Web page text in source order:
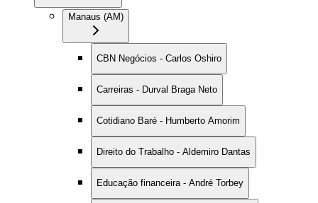
Manaus (AM)
CBN Negócios - Carlos Oshiro
Carreiras - Durval Braga Neto
Cotidiano Baré - Humberto Amorim
Direito do Trabalho - Aldemiro Dantas
Educação financeira - André Torbey